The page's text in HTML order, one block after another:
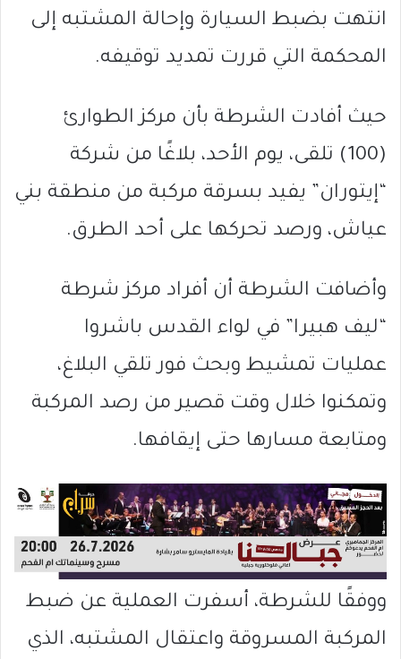
انتهت بضبط السيارة وإحالة المشتبه إلى
المحكمة التي قررت تمديد توقيفه.
حيث أفادت الشرطة بأن مركز الطوارئ
(100) تلقى، يوم الأحد، بلاغًا من شركة
“إيتوران” يفيد بسرقة مركبة من منطقة بني
عياش، ورصد تحركها على أحد الطرق.
وأضافت الشرطة أن أفراد مركز شرطة
“ليف هبيرا” في لواء القدس باشروا
عمليات تمشيط وبحث فور تلقي البلاغ،
وتمكنوا خلال وقت قصير من رصد المركبة
ومتابعة مسارها حتى إيقافها.
ووفقًا للشرطة، أسفرت العملية عن ضبط
المركبة المسروقة واعتقال المشتبه، الذي